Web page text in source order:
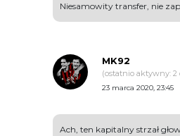
Niesamowity transfer, nie
MK92
(ostatnio aktywny: 2
23 marca 2020, 23:45
Ach, ten kapitalny strzał